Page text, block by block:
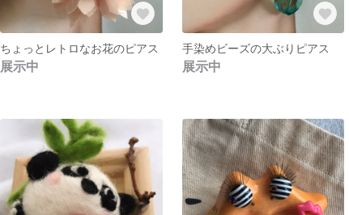
ちょっとレトロなお花のピアス
展示中
手染めビーズの大ぶりピアス
展示中